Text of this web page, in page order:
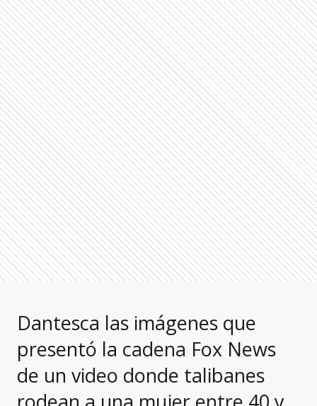
Dantesca las imágenes que
presentó la cadena Fox News
de un video donde talibanes